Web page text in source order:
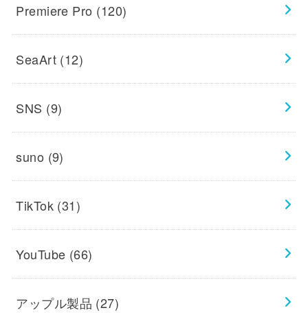
Premiere Pro (120)
SeaArt (12)
SNS (9)
suno (9)
TikTok (31)
YouTube (66)
アップル製品 (27)